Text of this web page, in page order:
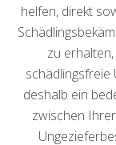
helfen, direkt
zu
schädlingsfreie
deshalb ein
zwischen